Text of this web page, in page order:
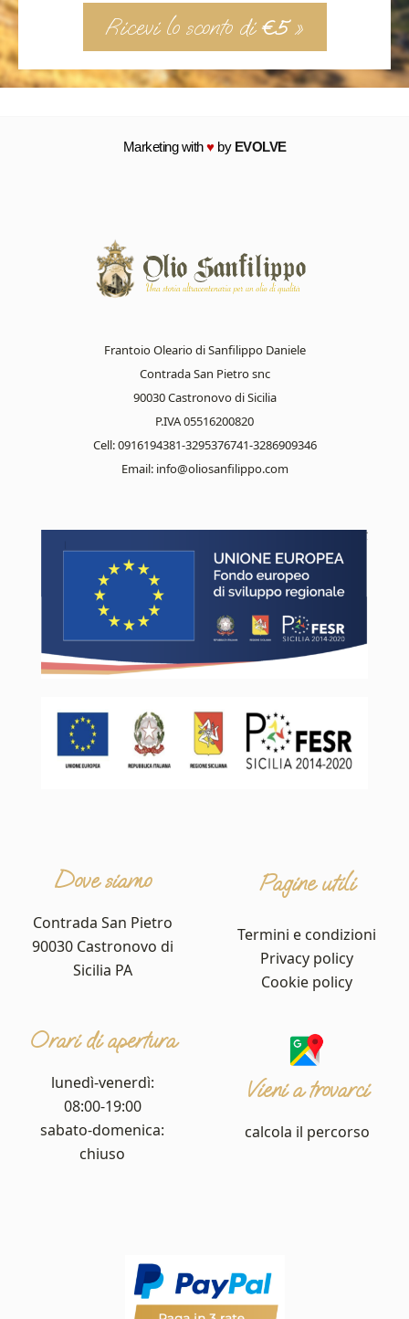
Ricevi lo sconto di €5»
Marketing with♥by EVOLVE
Frantoio Oleario di Sanfilippo Daniele
Contrada San Pietro snc
90030 Castronovo di Sicilia
P.IVA 05516200820
Cell: 0916194381-3295376741-3286909346
Email: info@oliosanfilippo.com
Dove siamo
Contrada San Pietro
90030 Castronovo di
Sicilia PA
Orari di apertura
lunedì-venerdì:
08:00-19:00
sabato-domenica:
chiuso
Pagine utili
Termini e condizioni
Privacy policy
Cookie policy
Vieni a trovarci
calcola il percorso